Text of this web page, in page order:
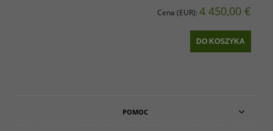
Cena (EUR): 4 450,00 €
DO KOSZYKA
POMOC